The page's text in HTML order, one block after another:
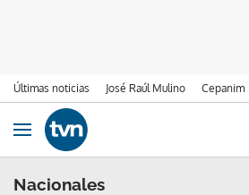
Últimas noticias José Raúl Mulino Cepanim
Ir al contenido
Obrir navegació
Nacionales